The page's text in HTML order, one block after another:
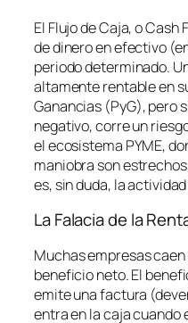
El Flujo de Caja, oCash
de dinero en efectivo
periodo determinado.
altamente rentable en
Ganancias (PyG), pero
negativo, corre un
el ecosistema PYME,
maniobra son
es, sin duda, la
La Falacia de la
Muchas empresas
beneficio neto. El
emite una factura
entra en la caja cuando